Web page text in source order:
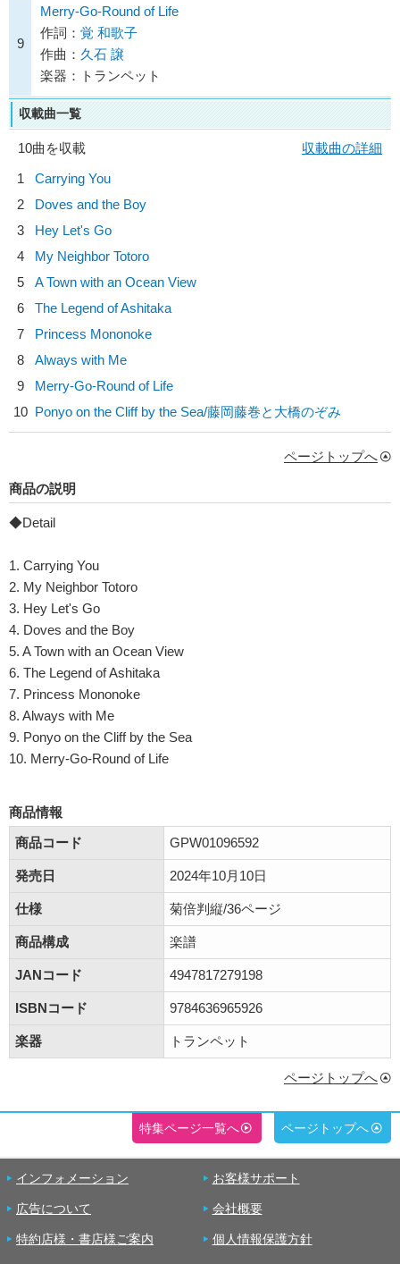
9
Merry-Go-Round of Life
作詞： 覚 和歌子
作曲： 久石 譲
楽器：トランペット
収載曲一覧
10曲を収載
収載曲の詳細
1
Carrying You
2
Doves and the Boy
3
Hey Let's Go
4
My Neighbor Totoro
5
A Town with an Ocean View
6
The Legend of Ashitaka
7
Princess Mononoke
8
Always with Me
9
Merry-Go-Round of Life
10 Ponyo on the Cliff by the Sea/藤岡藤巻と大橋のぞみ
ページトップへ
商品の説明
◆Detail
1. Carrying You
2. My Neighbor Totoro
3. Hey Let's Go
4. Doves and the Boy
5. A Town with an Ocean View
6. The Legend of Ashitaka
7. Princess Mononoke
8. Always with Me
9. Ponyo on the Cliff by the Sea
10. Merry-Go-Round of Life
商品情報
商品コード
GPW01096592
発売日 2024年10月10日
仕様 菊倍判縦/36ページ
商品構成 楽譜
JANコード 4947817279198
ISBNコード 9784636965926
楽器 トランペット
ページトップへ
特集ページ一覧へ ページトップへ
インフォメーション お客様サポート
広告について 会社概要
特約店様・書店様ご案内 個人情報保護方針